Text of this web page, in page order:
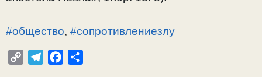
#общество, #сопротивлениезлу